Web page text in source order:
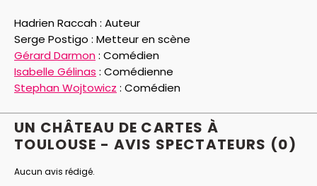
Hadrien Raccah : Auteur
Serge Postigo : Metteur en scène
Gérard Darmon: Comédien
Isabelle Gélinas : Comédienne
Stephan Wojtowicz : Comédien
UN CHÂTEAU DE CARTES À
TOULOUSE - AVIS SPECTATEURS (0)
Aucun avis rédigé.